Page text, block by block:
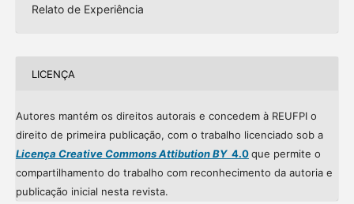
Relato de Experiência
LICENÇA
Autores mantém os direitos autorais e concedem à REUFPI o
direito de primeira publicação, com o trabalho licenciado sob a
Licença Creative Commons Attibution BY4.0que permite o
compartilhamento do trabalho com reconhecimento da autoria e
publicação inicial nesta revista.